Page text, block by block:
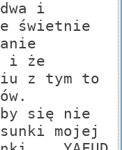
i
świetnie
i że
z tym to
się nie
mojej